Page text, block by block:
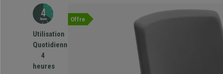
Utilisation
Quotidienne
4
heures
Offre